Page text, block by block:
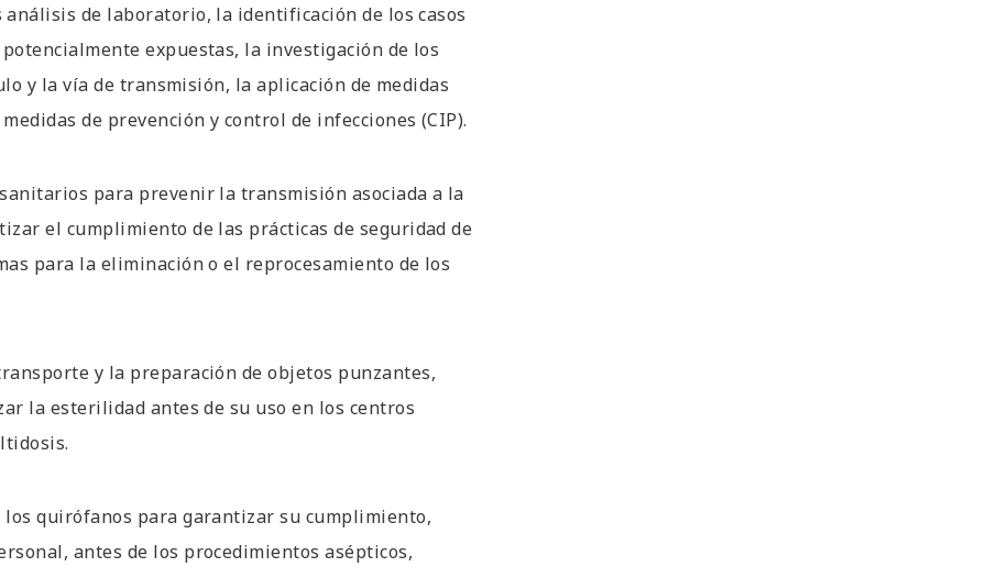
de laboratorio, la identificación de los casos
expuestas, la investigación de los
y la vía de transmisión, la aplicación de medidas
de prevención y control de infecciones (CIP).
para prevenir la transmisión asociada a la
el cumplimiento de las prácticas de seguridad de
para la eliminación o el reprocesamiento de los
y la preparación de objetos punzantes,
la esterilidad antes de su uso en los centros
quirófanos para garantizar su cumplimiento,
antes de los procedimientos asépticos,